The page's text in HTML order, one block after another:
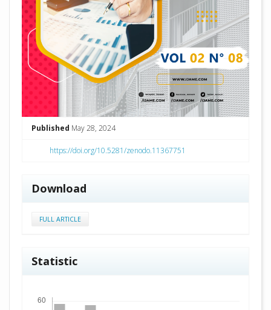
Published May 28, 2024
https://doi.org/10.5281/zenodo.11367751
Download
FULL ARTICLE
Statistic